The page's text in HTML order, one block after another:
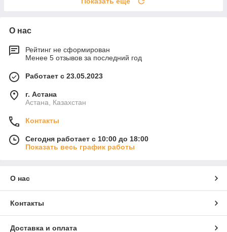
О нас
Рейтинг не сформирован
Менее 5 отзывов за последний год
Работает с 23.05.2023
г. Астана
Астана, Казахстан
Контакты
Сегодня работает с 10:00 до 18:00
Показать весь график работы
О нас
Контакты
Доставка и оплата